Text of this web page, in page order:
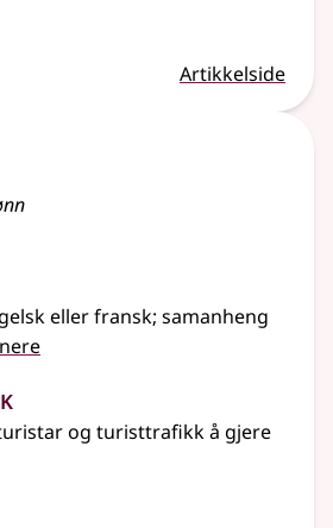
Artikkelside
ellerfransk; samanheng
og turisttrafikk å gjere